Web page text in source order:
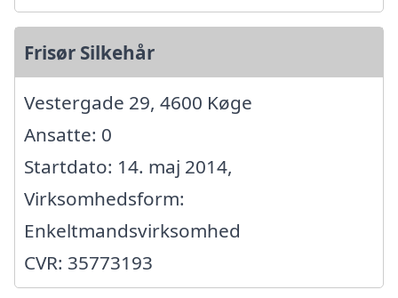
Frisør Silkehår
Vestergade 29, 4600 Køge
Ansatte: 0
Startdato: 14. maj 2014,
Virksomhedsform:
Enkeltmandsvirksomhed
CVR: 35773193